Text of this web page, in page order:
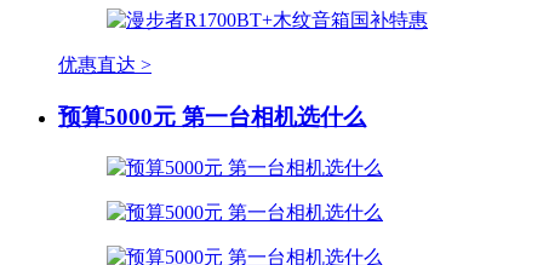
优惠直达 >
预算5000元 第一台相机选什么